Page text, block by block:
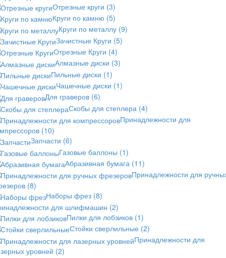
Отрезные круги (3)
Круги по камню (5)
Круги по металлу (9)
Зачистные Круги (5)
Отрезные Круги (4)
Алмазные диски (3)
Пильные диски (1)
Чашечные диски (1)
Для граверов (6)
Скобы для степлера (4)
Принадлежности для
(10)
Запчасти (6)
Газовые баллоны (1)
Абразивная бумага (11)
Принадлежности для
(8)
Наборы фрез (8)
для шлифмашин (2)
Пилки для лобзиков (1)
Стойки сверлильные (2)
Принадлежности для
уровней (2)